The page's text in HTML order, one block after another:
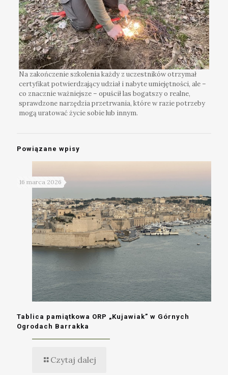
Na zakończenie szkolenia każdy z uczestników otrzymał
certyfikat potwierdzający udział i nabyte umiejętności, ale –
co znacznie ważniejsze – opuścił las bogatszy o realne,
sprawdzone narzędzia przetrwania, które w razie potrzeby
mogą uratować życie sobie lub innym.
Powiązane wpisy
16 marca 2026
Tablica pamiątkowa ORP „Kujawiak” w Górnych
Ogrodach Barrakka
Czytaj dalej